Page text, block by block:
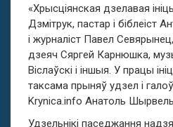
«Хрысціянская дзелавая
Дзмітрук, пастар і біблеіст
і журналіст Павел
дзеяч Сяргей Карнюшка,
Віслаўскі і іншыя. У працы
таксама прыняў удзел і
Krynica.info Анатоль
Удзельнікі паседжання